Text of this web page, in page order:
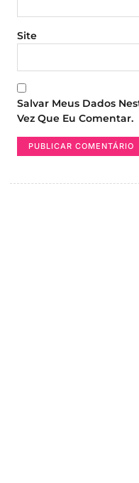
Site
Salvar Meus Dados
Vez Que Eu Comentar.